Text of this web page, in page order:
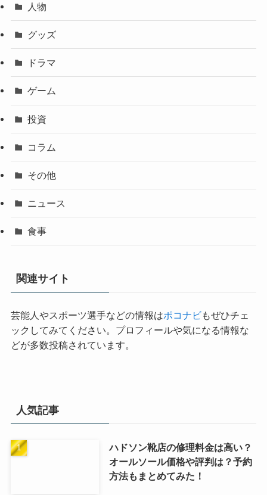
人物
グッズ
ドラマ
ゲーム
投資
コラム
その他
ニュース
食事
関連サイト
芸能人やスポーツ選手などの情報はポコナビもぜひチェ
ックしてみてください。プロフィールや気になる情報な
どが多数投稿されています。
人気記事
ハドソン靴店の修理料金は高い？
オールソール価格や評判は？予約
方法もまとめてみた！